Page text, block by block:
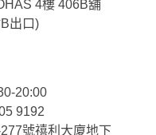
4樓 406B舖
口)
20:00
9192
號禧利大廈地下